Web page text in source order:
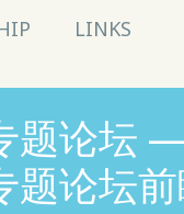
LINKS
题论坛
题论坛